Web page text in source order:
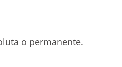
o permanente.